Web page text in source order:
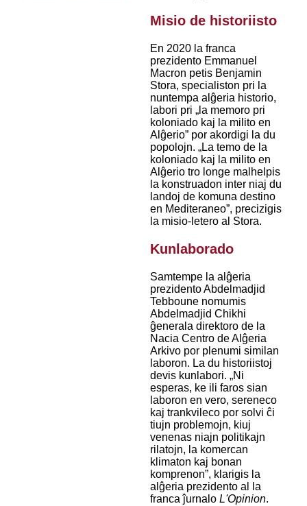
Misio de historiisto
En 2020 la franca
prezidento Emmanuel
Macron petis Benjamin
Stora, specialiston pri la
nuntempa alĝeria historio,
labori pri „la memoro pri
koloniado kaj la milito en
Alĝerio” por akordigi la du
popolojn. „La temo de la
koloniado kaj la milito en
Alĝerio tro longe malhelpis
la konstruadon inter niaj du
landoj de komuna destino
en Mediteraneo”, precizigis
la misio-letero al Stora.
Kunlaborado
Samtempe la alĝeria
prezidento Abdelmadjid
Tebboune nomumis
Abdelmadjid Chikhi
ĝenerala direktoro de la
Nacia Centro de Alĝeria
Arkivo por plenumi similan
laboron. La du historiistoj
devis kunlabori. „Ni
esperas, ke ili faros sian
laboron en vero, sereneco
kaj trankvileco por solvi ĉi
tiujn problemojn, kiuj
venenas niajn politikajn
rilatojn, la komercan
klimaton kaj bonan
komprenon”, klarigis la
alĝeria prezidento al la
franca ĵurnalo L'Opinion.